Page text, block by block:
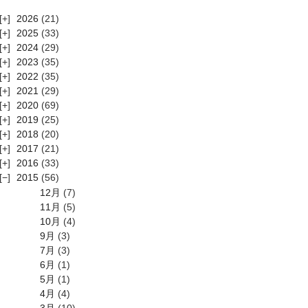
2026 (21)
2025 (33)
2024 (29)
2023 (35)
2022 (35)
2021 (29)
2020 (69)
2019 (25)
2018 (20)
2017 (21)
2016 (33)
2015 (56)
12月 (7)
11月 (5)
10月 (4)
9月 (3)
7月 (3)
6月 (1)
5月 (1)
4月 (4)